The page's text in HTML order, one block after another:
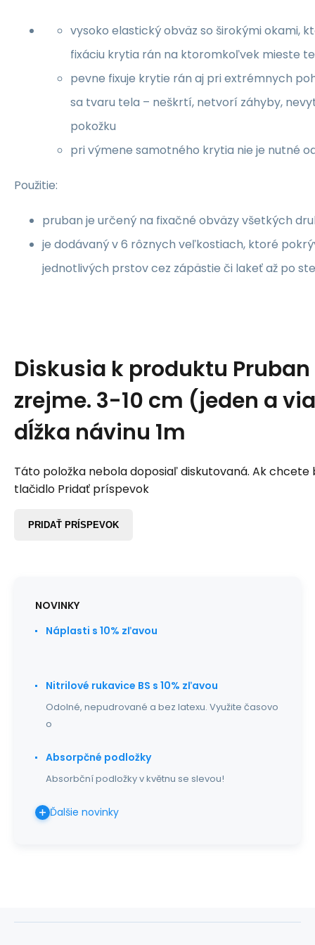
vysoko elastický obväz so širokými okami,
fixáciu krytia rán na ktoromkoľvek mieste
pevne fixuje krytie rán aj pri extrémnych
sa tvaru tela – neškrtí, netvorí záhyby,
pokožku
pri výmene samotného krytia nie je nutné
Použitie:
pruban je určený na fixačné obväzy všetkých
je dodávaný v 6 rôznych veľkostiach, ktoré
jednotlivých prstov cez zápästie či lakeť až po
Diskusia k produktu Pruban
zrejme. 3-10 cm (jeden a
dĺžka návinu 1m
Táto položka nebola doposiaľ diskutovaná. Ak chcete
tlačidlo Pridať príspevok
PRIDAŤ PRÍSPEVOK
NOVINKY
Náplasti s 10% zľavou
Nitrilové rukavice BS s 10% zľavou
Odolné, nepudrované a bez latexu. Využite časovo
o
Absorpčné podložky
Absorbční podložky v květnu se slevou!
Ďalšie novinky